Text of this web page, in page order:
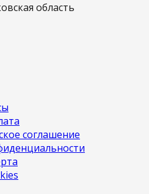
область
соглашение